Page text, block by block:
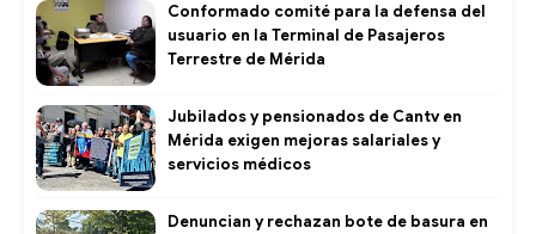
Conformado comité para la defensa del
usuario en la Terminal de Pasajeros
Terrestre de Mérida
Jubilados y pensionados de Cantv en
Mérida exigen mejoras salariales y
servicios médicos
Denuncian y rechazan bote de basura en